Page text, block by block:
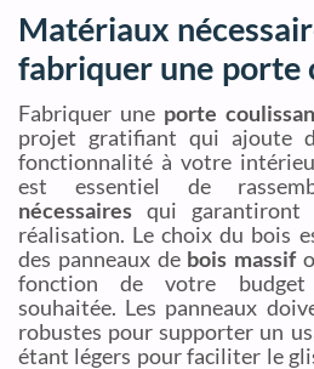
Matériaux
fabriquer une porte
Fabriquer une porte
projet gratifiant qui ajoute
fonctionnalité à votre
est essentiel de
nécessaires qui
réalisation. Le choix du bois
des panneaux de bois massif
fonction de votre
souhaitée. Les panneaux
robustes pour supporter un
étant légers pour faciliter le